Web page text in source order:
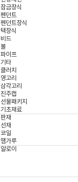
잠금장식
펜던트
펜던트장식
택장식
비드
볼
파이프
기타
클러치
영고리
삼각고리
진주캡
선물패키지
기초재료
판재
선재
코일
땜가루
알로이